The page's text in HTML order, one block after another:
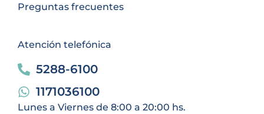
Preguntas frecuentes
Atención telefónica
5288-6100
1171036100
Lunes a Viernes de 8:00 a 20:00 hs.